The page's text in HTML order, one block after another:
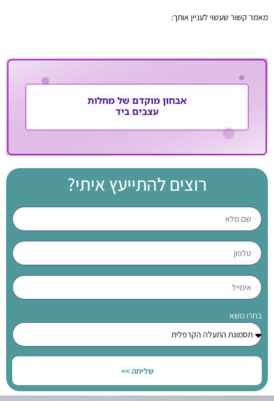
מאמר קשור שעשוי לעניין אותך:
רוצים להתייעץ איתי?
בחרו נושא
שליחה >>